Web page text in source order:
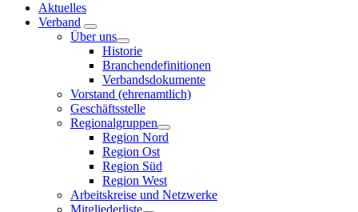
Aktuelles
Verband
Über uns
Historie
Branchendefinitionen
Verbandsdokumente
Vorstand (ehrenamtlich)
Geschäftsstelle
Regionalgruppen
Region Nord
Region Ost
Region Süd
Region West
Arbeitskreise und Netzwerke
Mitgliederliste